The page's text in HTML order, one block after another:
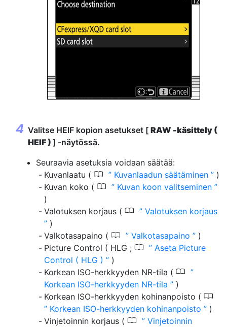
Valitse HEIF kopion asetukset [ RAW -käsittely (
HEIF ) ] -näytössä.
Seuraavia asetuksia voidaan säätää:
Kuvanlaatu ( 0 Kuvanlaadun säätäminen
)
Kuvan koko ( 0
Kuvan koon valitseminen
)
Valotuksen korjaus ( 0
Valotuksen korjaus
)
Valkotasapaino ( 0 Valkotasapaino
)
Picture Control ( HLG ; 0
Aseta Picture
Control ( HLG )
)
Korkean ISO-herkkyyden NR-tila ( 0
Korkean ISO-herkkyyden NR-tila
)
Korkean ISO-herkkyyden kohinanpoisto ( 0
Korkean ISO-herkkyyden kohinanpoisto
)
Vinjetoinnin korjaus ( 0
Vinjetoinnin